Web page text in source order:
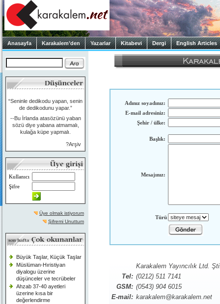
Anasayfa Karakalem’den Yazarlar Kitabevi Dergi English Articles
“Seninle dedikodu yapan, senin
de dedikodunu yapar.”
--Bu İrlanda atasözünü yaban
sözü diye yabana atmamalı,
kulağa küpe yapmalı.
?Arşiv
Kullanıcı
Şifre
Üye olmak istiyorum
Şifremi Unuttum
Büyük Taşlar, Küçük Taşlar
Müslüman-Hıristiyan
diyalogu üzerine
düşünceler ve tecrübeler
Ahzab 37-40 ayetleri
üzerine kısa bir
değerlendirme
Adınız soyadınız:
E-mail adresiniz:
Şehir / ülke:
Başlık:
Mesajınız:
Türü
Karakalem Yayıncılık Ltd.
Tel: (0212) 511 7141
GSM: (0543) 904 6015
E-mail: karakalem@karakalem.net